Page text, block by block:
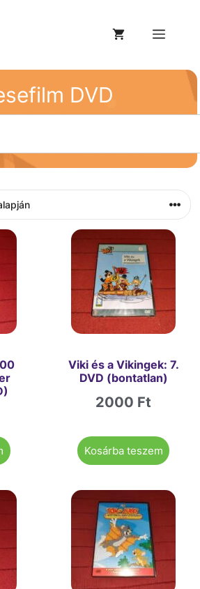
DVD
Viki és a Vikingek: 7.
DVD (bontatlan)
2000 Ft
Kosárba teszem